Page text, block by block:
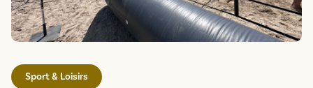
Sport & Loisirs